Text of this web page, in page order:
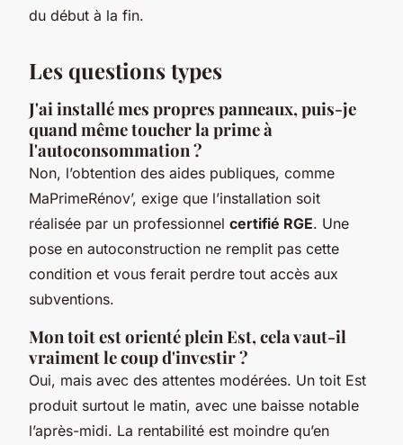
du début à la fin.
Les questions types
J'ai installé mes propres panneaux, puis-je
quand même toucher la prime à
l'autoconsommation ?
Non, l’obtention des aides publiques, comme
MaPrimeRénov’, exige que l’installation soit
réalisée par un professionnel certifié RGE. Une
pose en autoconstruction ne remplit pas cette
condition et vous ferait perdre tout accès aux
subventions.
Mon toit est orienté plein Est, cela vaut-il
vraiment le coup d'investir ?
Oui, mais avec des attentes modérées. Un toit Est
produit surtout le matin, avec une baisse notable
l’après-midi. La rentabilité est moindre qu’en